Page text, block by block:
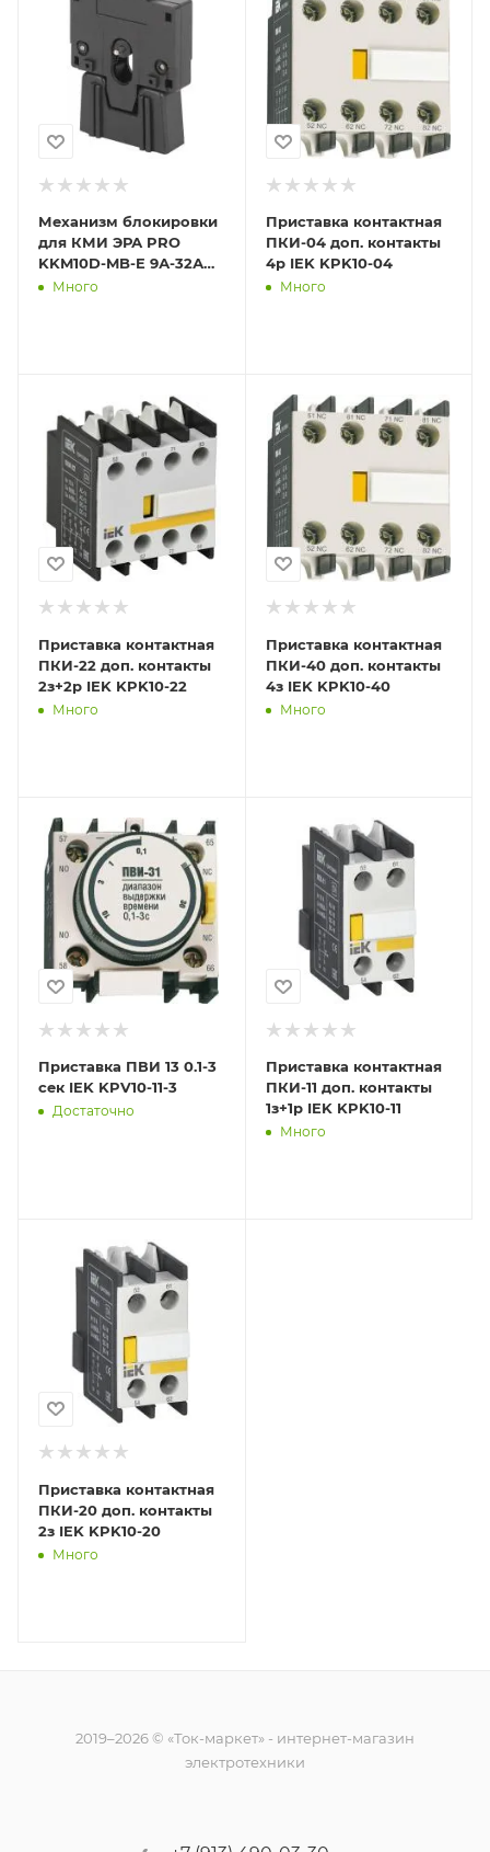
Механизм блокировки
для КМИ ЭРА PRO
KKM10D-MB-E 9А-32А
ЭРА Б0050493
Много
Приставка контактная
ПКИ-04 доп. контакты
4р IEK KPK10-04
Много
Приставка контактная
ПКИ-22 доп. контакты
2з+2р IEK KPK10-22
Много
Приставка контактная
ПКИ-40 доп. контакты
4з IEK KPK10-40
Много
Приставка ПВИ 13 0.1-3
сек IEK KPV10-11-3
Достаточно
Приставка контактная
ПКИ-11 доп. контакты
1з+1р IEK KPK10-11
Много
Приставка контактная
ПКИ-20 доп. контакты
2з IEK KPK10-20
Много
2019–2026 © «Ток-маркет» - интернет-магазин
электротехники